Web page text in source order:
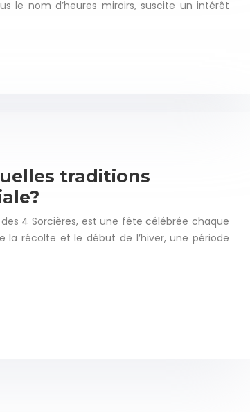
le nom d’heures miroirs, suscite un intérêt
traditions
4 Sorcières, est une fête célébrée chaque
récolte et le début de l’hiver, une période